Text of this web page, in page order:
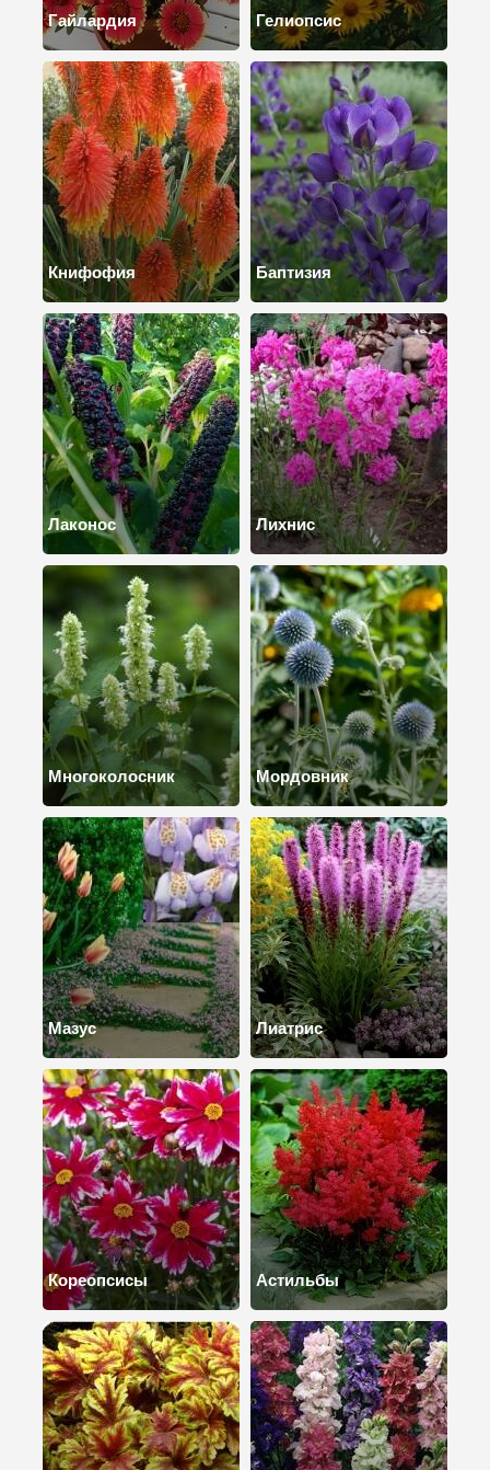
Гайлардия Гелиопсис
Книфофия Баптизия
Лаконос Лихнис
Многоколосник Мордовник
Мазус Лиатрис
Кореопсисы Астильбы